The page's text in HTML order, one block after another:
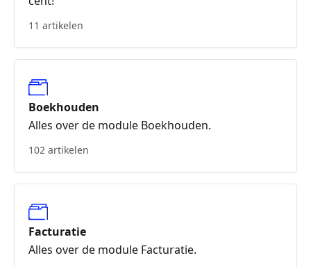
11 artikelen
Boekhouden
Alles over de module Boekhouden.
102 artikelen
Facturatie
Alles over de module Facturatie.